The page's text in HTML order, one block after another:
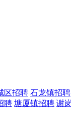
区招聘 石龙镇招聘
聘 塘厦镇招聘 谢